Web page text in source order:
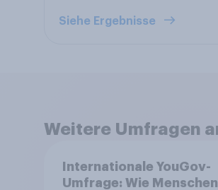
Siehe Ergebnisse
Weitere Umfragen
Internationale YouGov-
Umfrage: Wie Menschen